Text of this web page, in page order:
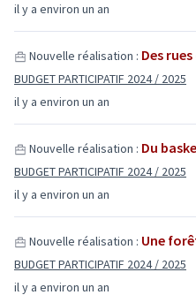
il y a environ un an
il y a environ un an
Nouvelle réalisation : Des
BUDGET PARTICIPATIF 2024 / 2025
il y a environ un an
Nouvelle réalisation : Du
BUDGET PARTICIPATIF 2024 / 2025
il y a environ un an
Nouvelle réalisation : Une
BUDGET PARTICIPATIF 2024 / 2025